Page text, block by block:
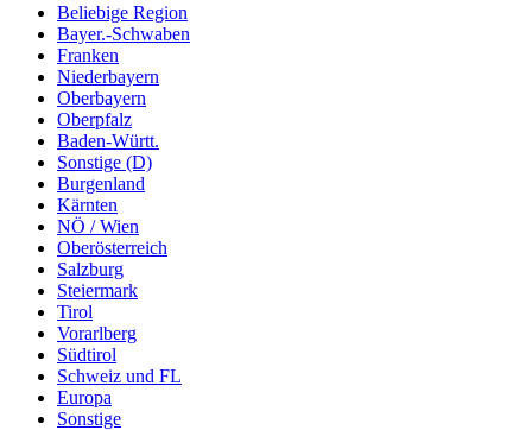
Beliebige Region
Bayer.-Schwaben
Franken
Niederbayern
Oberbayern
Oberpfalz
Baden-Württ.
Sonstige (D)
Burgenland
Kärnten
NÖ / Wien
Oberösterreich
Salzburg
Steiermark
Tirol
Vorarlberg
Südtirol
Schweiz und FL
Europa
Sonstige